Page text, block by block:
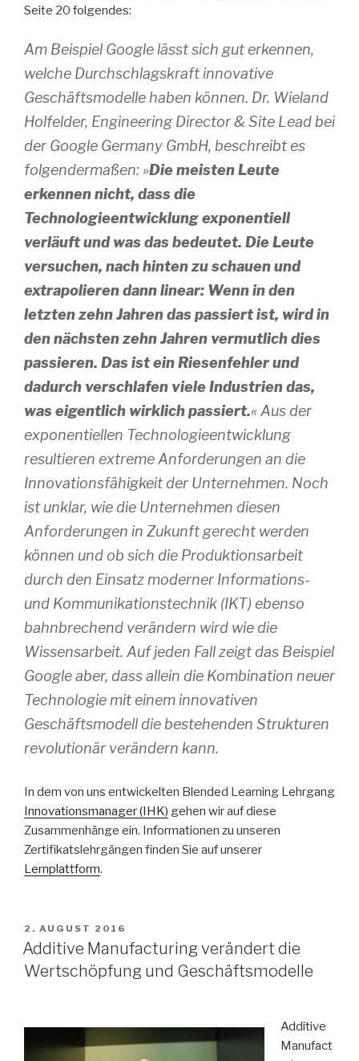
Seite 20 folgendes:
Am Beispiel Google lässt sich gut erkennen,
welche Durchschlagskraft innovative
Geschäftsmodelle haben können. Dr. Wieland
Holfelder, Engineering Director & Site Lead bei
der Google Germany GmbH, beschreibt es
folgendermaßen: »Die meisten Leute
erkennen nicht, dass die
Technologieentwicklung exponentiell
verläuft und was das bedeutet. Die Leute
versuchen, nach hinten zu schauen und
extrapolieren dann linear: Wenn in den
letzten zehn Jahren das passiert ist, wird in
den nächsten zehn Jahren vermutlich dies
passieren. Das ist ein Riesenfehler und
dadurch verschlafen viele Industrien das,
was eigentlich wirklich passiert.« Aus der
exponentiellen Technologieentwicklung
resultieren extreme Anforderungen an die
Innovationsfähigkeit der Unternehmen. Noch
ist unklar, wie die Unternehmen diesen
Anforderungen in Zukunft gerecht werden
können und ob sich die Produktionsarbeit
durch den Einsatz moderner Informations-
und Kommunikationstechnik (IKT) ebenso
bahnbrechend verändern wird wie die
Wissensarbeit. Auf jeden Fall zeigt das Beispiel
Google aber, dass allein die Kombination neuer
Technologie mit einem innovativen
Geschäftsmodell die bestehenden Strukturen
revolutionär verändern kann.
In dem von uns entwickelten Blended Learning Lehrgang
Innovationsmanager (IHK) gehen wir auf diese
Zusammenhänge ein. Informationen zu unseren
Zertifikatslehrgängen finden Sie auf unserer
Lernplattform.
VERÖFFENTLICHT
AM
2. AUGUST 2016
Additive Manufacturing verändert die
Wertschöpfung und Geschäftsmodelle
Additive
Manufact